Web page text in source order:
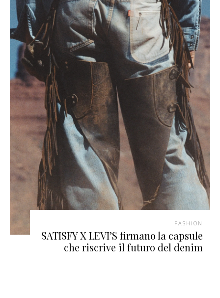
FASHION
SATISFY X LEVI’S firmano la capsule
che riscrive il futuro del denim